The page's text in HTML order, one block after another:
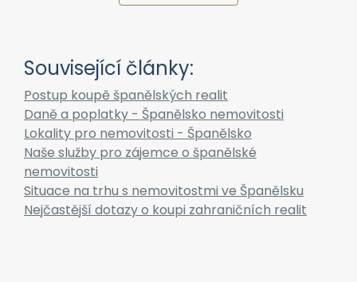
Související články:
Postup koupě španělských realit
Daně a poplatky - Španělsko nemovitosti
Lokality pro nemovitosti - Španělsko
Naše služby pro zájemce o španělské
nemovitosti
Situace na trhu s nemovitostmi ve Španělsku
Nejčastější dotazy o koupi zahraničních realit